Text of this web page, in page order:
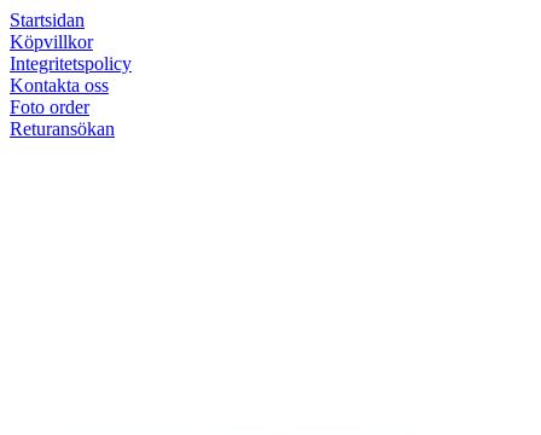
Startsidan
Köpvillkor
Integritetspolicy
Kontakta oss
Foto order
Returansökan